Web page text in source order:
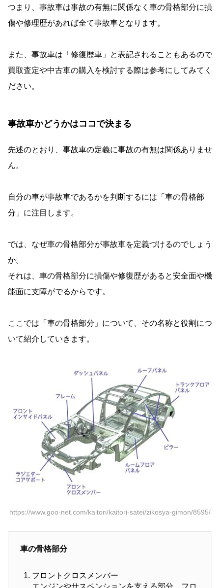
つまり、事故車は事故の有無に関係なく車の骨格部分に損
傷や修理歴があれば全て事故車となります。
また、事故車は「修復歴車」と表記されることもあるので
買取査定や中古車の購入を検討する際は参考にしてみてく
ださい。
事故車かどうかはココで決まる
先述のとおり、事故車の定義に事故の有無は関係ありませ
ん。
自分の車が事故車であるかを判断するには「車の骨格部
分」に注目します。
では、なぜ車の骨格部分が事故車を定義づけるのでしょう
か。
それは、車の骨格部分に損傷や修復歴があると安全面や機
能面に支障がでるからです。
ここでは「車の骨格部分」について、その名称と役割につ
いて紹介していきます。
https://www.goo-net.com/kaitori/kaitori-satei/zikosya-gimon/8595/
車の骨格部分
フロントクロスメンバー